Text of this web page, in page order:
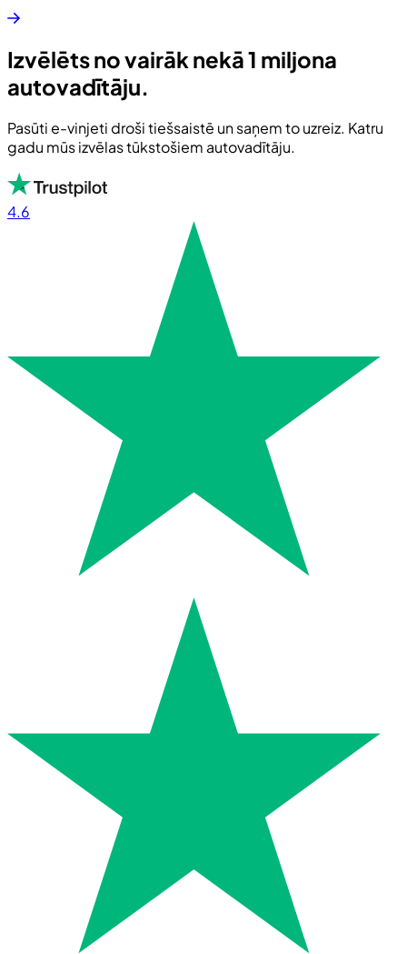
Izvēlēts no vairāk nekā 1 miljona
autovadītāju.
Pasūti e-vinjeti droši tiešsaistē un saņem to uzreiz. Katru
gadu mūs izvēlas tūkstošiem autovadītāju.
4.6